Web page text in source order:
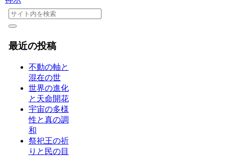
最近の投稿
不動の軸と
混在の世
世界の進化
と天命開花
宇宙の多様
性と真の調
和
祭祀王の祈
りと民の目